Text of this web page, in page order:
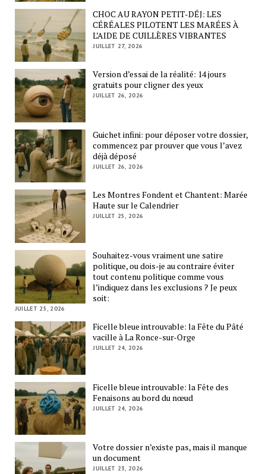
CHOC AU RAYON PETIT-DÉJ: LES
CÉRÉALES PILOTENT LES MARÉES À
L’AIDE DE CUILLÈRES VIBRANTES
JUILLET 27, 2026
Version d’essai de la réalité: 14 jours
gratuits pour cligner des yeux
JUILLET 26, 2026
Guichet infini: pour déposer votre dossier,
commencez par prouver que vous l’avez
déjà déposé
JUILLET 26, 2026
Les Montres Fondent et Chantent: Marée
Haute sur le Calendrier
JUILLET 25, 2026
Souhaitez-vous vraiment une satire
politique, ou dois-je au contraire éviter
tout contenu politique comme vous
l’indiquez dans les exclusions ? Je peux
soit:
JUILLET 25, 2026
Ficelle bleue introuvable: la Fête du Pâté
vacille à La Ronce-sur-Orge
JUILLET 24, 2026
Ficelle bleue introuvable: la Fête des
Fenaisons au bord du nœud
JUILLET 24, 2026
Votre dossier n’existe pas, mais il manque
un document
JUILLET 23, 2026